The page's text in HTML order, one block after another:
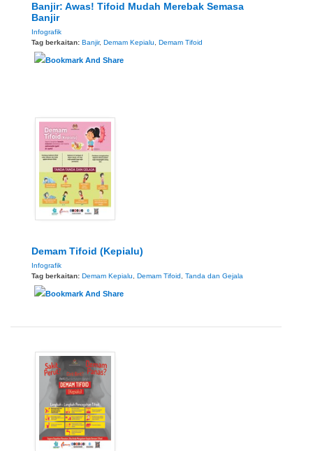
Banjir: Awas! Tifoid Mudah Merebak Semasa
Banjir
Infografik
Tag berkaitan: Banjir, Demam Kepialu, Demam Tifoid
Demam Tifoid (Kepialu)
Infografik
Tag berkaitan: Demam Kepialu Demam Tifoid Tanda dan Gejala